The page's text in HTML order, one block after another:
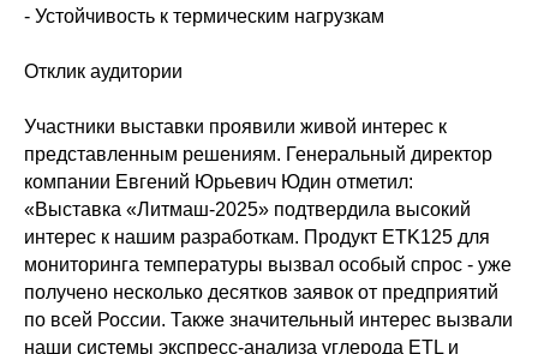
- Устойчивость к термическим нагрузкам
Отклик аудитории
Участники выставки проявили живой интерес к
представленным решениям. Генеральный директор
компании Евгений Юрьевич Юдин отметил:
«Выставка «Литмаш-2025» подтвердила высокий
интерес к нашим разработкам. Продукт ETK125 для
мониторинга температуры вызвал особый спрос - уже
получено несколько десятков заявок от предприятий
по всей России. Также значительный интерес вызвали
наши системы экспресс-анализа углерода ETL и